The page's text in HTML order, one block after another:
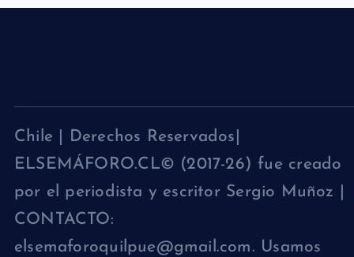
Chile | Derechos Reservados|
ELSEMÁFORO.CL© (2017-26) fue creado
por el periodista y escritor Sergio Muñoz |
CONTACTO:
elsemaforoquilpue@gmail.com. Usamos